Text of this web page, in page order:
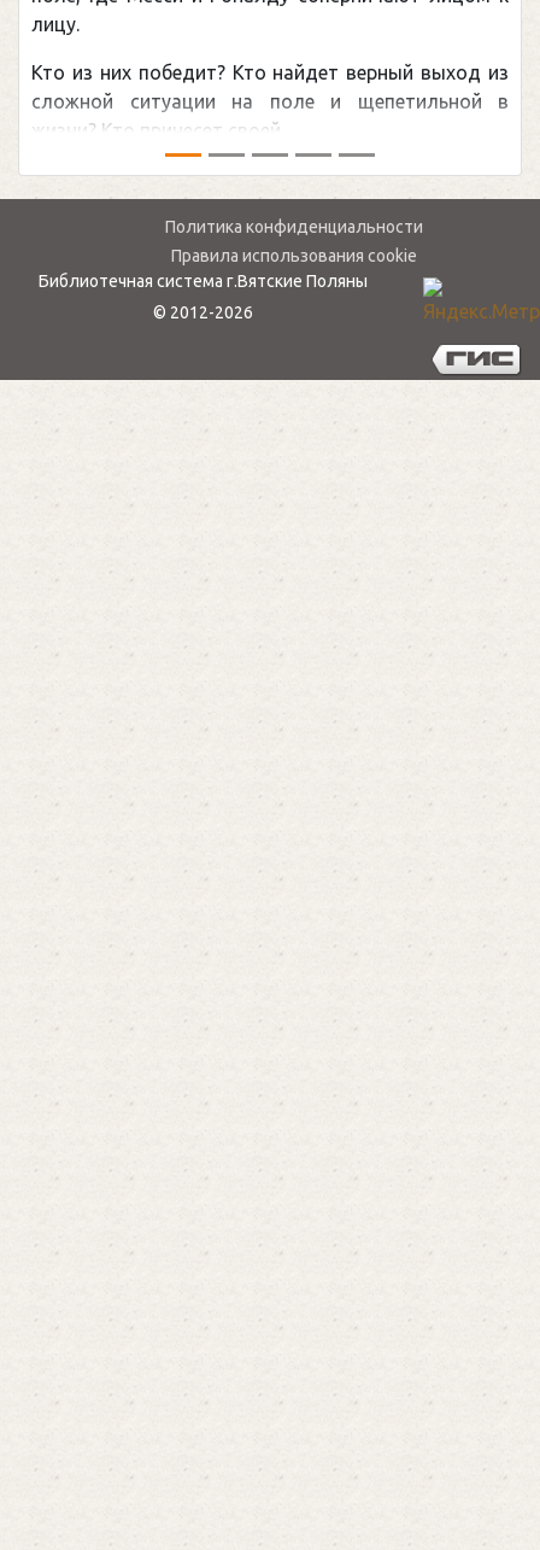
лицу.
Кто из них победит? Кто найдет верный выход из
сложной ситуации на поле и щепетильной в
жизни? Кто принесет своей ...
Политика конфиденциальности
Правила использования cookie
Библиотечная система г.Вятские Поляны
© 2012-2026